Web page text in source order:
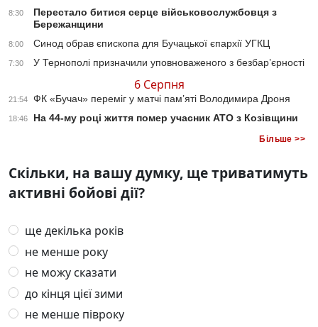
8:30
Перестало битися серце військовослужбовця з
Бережанщини
8:00 Синод обрав єпископа для Бучацької єпархії УГКЦ
7:30 У Тернополі призначили уповноваженого з безбар’єрності
6 Серпня
21:54 ФК «Бучач» переміг у матчі пам’яті Володимира Дроня
18:46 На 44-му році життя помер учасник АТО з Козівщини
Більше >>
Скільки, на вашу думку, ще триватимуть
активні бойові дії?
ще декілька років
не менше року
не можу сказати
до кінця цієї зими
не менше півроку